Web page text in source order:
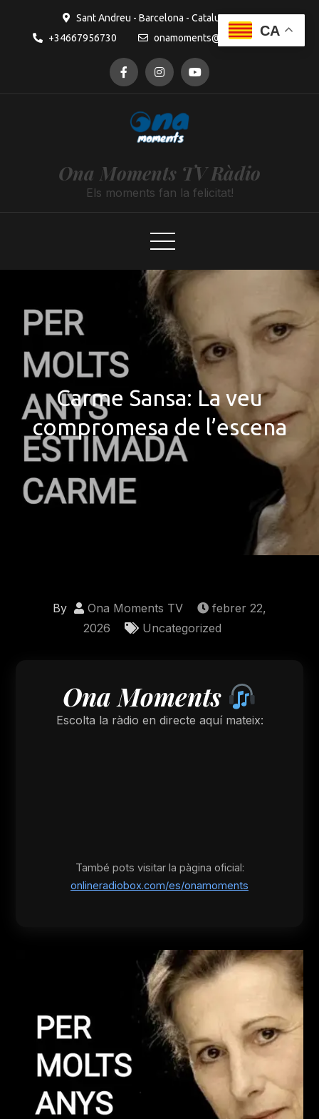
Sant Andreu - Barcelona - Catalunya
+34667956730
onamoments@gmail.com
Ona Moments TV Ràdio
Els moments fan la felicitat!
Carme Sansa: La veu
compromesa de l’escena
By Ona Moments TV
febrer 22,
2026
Uncategorized
Ona Moments
Escolta la ràdio en directe aquí mateix:
També pots visitar la pàgina oficial:
onlineradiobox.com/es/onamoments
CA